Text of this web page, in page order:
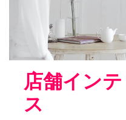
店舗イン
ス